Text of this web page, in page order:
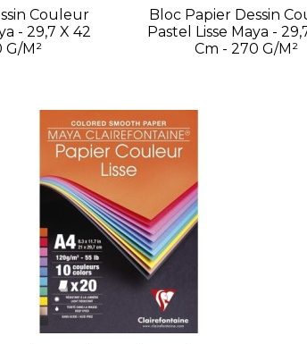
Couleur
- 29,7 X 42
G/m²
Bloc Papier Dessin
Pastel Lisse Maya -
Cm - 270 G/m²